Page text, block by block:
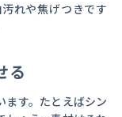
れや焦げつきです
る
ます。たとえばシン